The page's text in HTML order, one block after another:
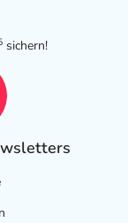
sichern!